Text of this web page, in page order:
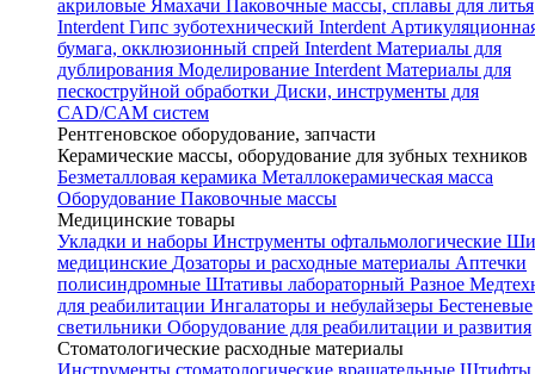
акриловые Ямахачи Паковочные массы, сплавы для литья
Interdent Гипс зуботехнический Interdent
бумага, окклюзионный спрей Interdent Материалы для
дублирования Моделирование Interdent Материалы для
пескоструйной обработки Диски, инструменты для
CAD/CAM систем
Рентгеновское оборудование, запчасти
Керамические массы, оборудование для зубных техников
Безметалловая керамика Металлокерамическая масса
Оборудование Паковочные массы
Медицинские товары
Укладки и наборы Инструменты офтальмологические
медицинские Дозаторы и расходные материалы Аптечки
полисиндромные Штативы лабораторный Разное
для реабилитации Ингалаторы и небулайзеры Бестеневые
светильники Оборудование для реабилитации и развития
Стоматологические расходные материалы
Инструменты стоматологические вращательные Штифты